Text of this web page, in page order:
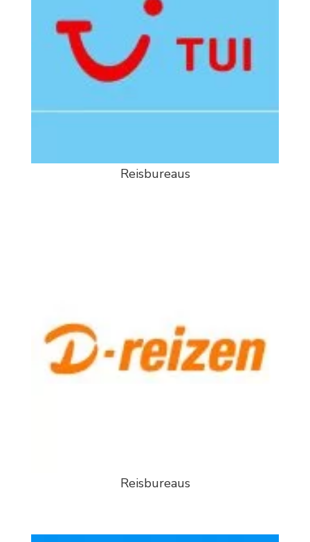
Reisbureaus
Reisbureaus